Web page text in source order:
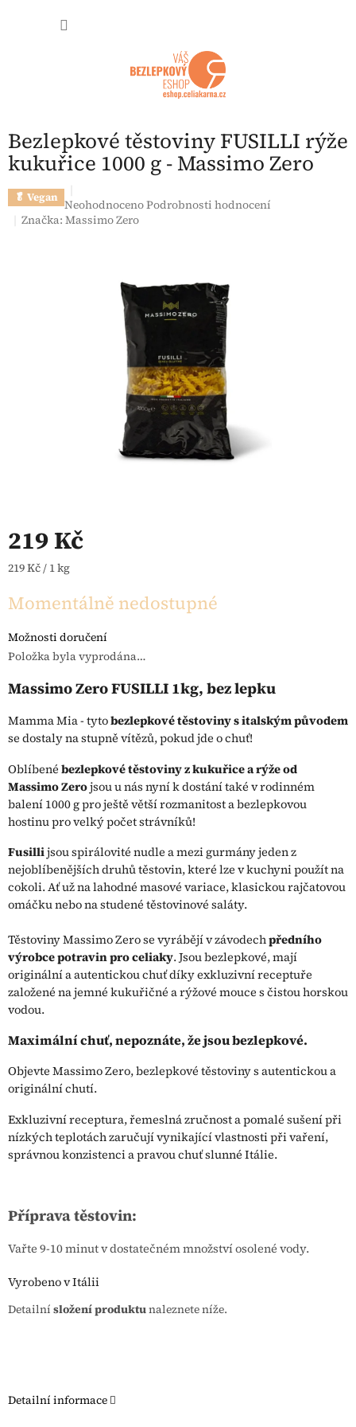
Bezlepkové těstoviny FUSILLI rýže
kukuřice 1000 g - Massimo Zero
🥬 Vegan Průměrné hodnocení produktu je 0,0 z 5 hvězdiček.
NeohodnocenoPodrobnosti hodnocení
Značka:Massimo Zero
219 Kč
Měrná cena:
219 Kč / 1 kg
Momentálně nedostupné
Možnosti doručení
Položka byla vyprodána…
Massimo Zero FUSILLI 1kg, bez lepku
Mamma Mia - tytobezlepkové těstoviny s italským původem
se dostaly na stupně vítězů, pokud jde o chuť!
Oblíbené bezlepkové těstoviny z kukuřice a rýže od
Massimo Zerojsou u nás nyní k dostání také v rodinném
balení 1000 g pro ještě větší rozmanitost a bezlepkovou
hostinu pro velký počet strávníků!
Fusillijsou spirálovité nudle a mezi gurmány jeden z
nejoblíbenějších druhů těstovin, které lze v kuchyni použít na
cokoli. Ať už na lahodné masové variace, klasickou rajčatovou
omáčku nebo na studené těstovinové saláty.
Těstoviny Massimo Zero se vyrábějí v závodechpředního
výrobce potravin pro celiaky. Jsou bezlepkové, mají
originální a autentickou chuť díky exkluzivní receptuře
založené na jemné kukuřičné a rýžové mouce s čistou horskou
vodou.
Maximální chuť, nepoznáte, že jsou bezlepkové.
Objevte Massimo Zero, bezlepkové těstoviny s autentickou a
originální chutí.
Exkluzivní receptura, řemeslná zručnost a pomalé sušení při
nízkých teplotách zaručují vynikající vlastnosti při vaření,
správnou konzistenci a pravou chuť slunné Itálie.
Příprava těstovin:
Vařte 9-10 minut v dostatečném množství osolené vody.
Vyrobeno v Itálii
Detailní složení produktunaleznete níže.
Detailní informace